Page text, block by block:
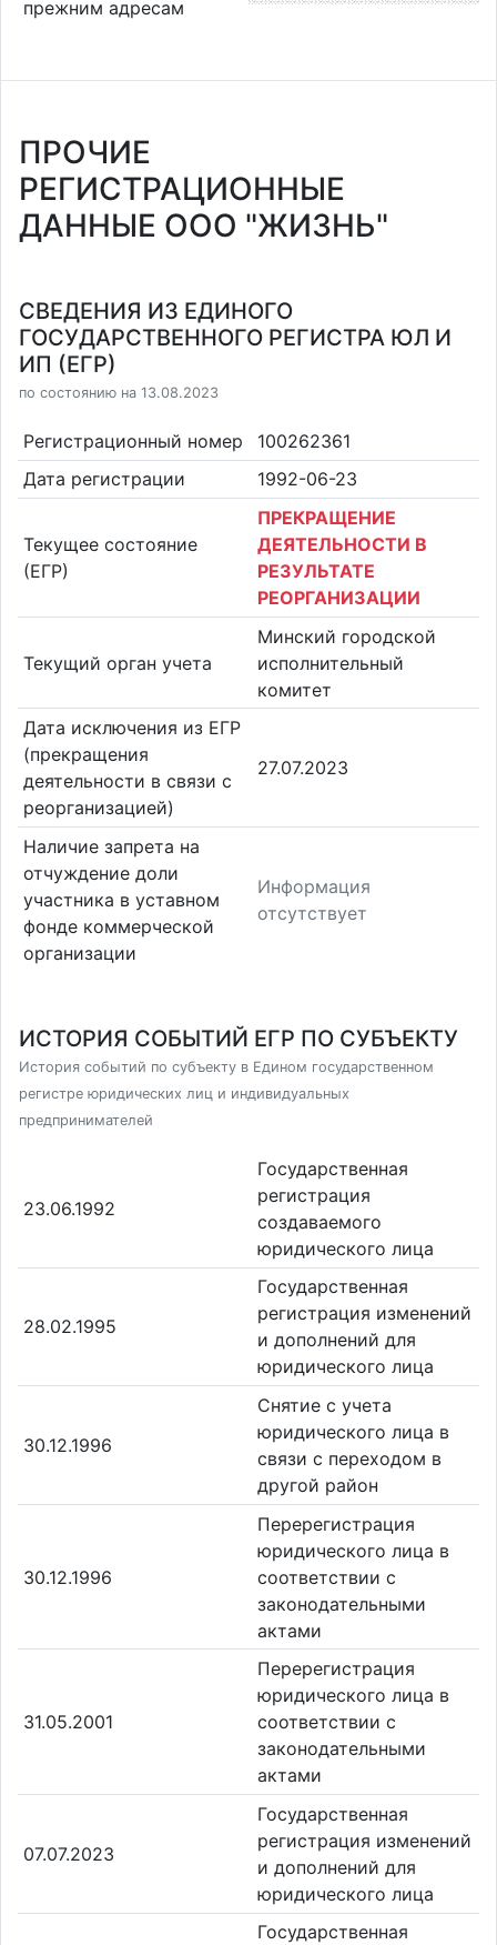
прежним адресам
ПРОЧИЕ
РЕГИСТРАЦИОННЫЕ
ДАННЫЕ ООО "ЖИЗНЬ"
СВЕДЕНИЯ ИЗ ЕДИНОГО
ГОСУДАРСТВЕННОГО РЕГИСТРА ЮЛ И
ИП (ЕГР)
по состоянию на 13.08.2023
Регистрационный номер
100262361
Дата регистрации
1992-06-23
Текущее состояние
(ЕГР)
ПРЕКРАЩЕНИЕ
ДЕЯТЕЛЬНОСТИ В
РЕЗУЛЬТАТЕ
РЕОРГАНИЗАЦИИ
Текущий орган учета
Минский городской
исполнительный
комитет
Дата исключения из ЕГР
(прекращения
деятельности в связи с
реорганизацией)
27.07.2023
Наличие запрета на
отчуждение доли
участника в уставном
фонде коммерческой
организации
Информация
отсутствует
ИСТОРИЯ СОБЫТИЙ ЕГР ПО СУБЪЕКТУ
История событий по субъекту в Едином государственном
регистре юридических лиц и индивидуальных
предпринимателей
23.06.1992
Государственная
регистрация
создаваемого
юридического лица
28.02.1995
Государственная
регистрация изменений
и дополнений для
юридического лица
30.12.1996
Снятие с учета
юридического лица в
связи с переходом в
другой район
30.12.1996
Перерегистрация
юридического лица в
соответствии с
законодательными
актами
31.05.2001
Перерегистрация
юридического лица в
соответствии с
законодательными
актами
07.07.2023
Государственная
регистрация изменений
и дополнений для
юридического лица
Государственная